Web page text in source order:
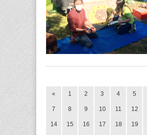
« 1 2 3 4 5
7 8 9 10 11 12
14 15 16 17 18 19